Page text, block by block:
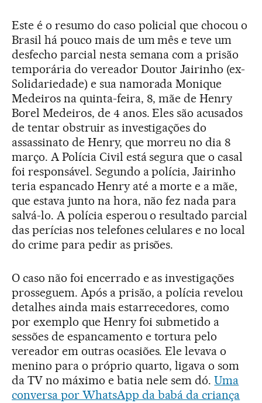
Este é o resumo do caso policial que chocou o
Brasil há pouco mais de um mês e teve um
desfecho parcial nesta semana com a prisão
temporária do vereador Doutor Jairinho (ex-
Solidariedade) e sua namorada Monique
Medeiros na quinta-feira, 8, mãe de Henry
Borel Medeiros, de 4 anos. Eles são acusados
de tentar obstruir as investigações do
assassinato de Henry, que morreu no dia 8
março. A Polícia Civil está segura que o casal
foi responsável. Segundo a polícia, Jairinho
teria espancado Henry até a morte e a mãe,
que estava junto na hora, não fez nada para
salvá-lo. A polícia esperou o resultado parcial
das perícias nos telefones celulares e no local
do crime para pedir as prisões.
O caso não foi encerrado e as investigações
prosseguem. Após a prisão, a polícia revelou
detalhes ainda mais estarrecedores, como
por exemplo que Henry foi submetido a
sessões de espancamento e tortura pelo
vereador em outras ocasiões. Ele levava o
menino para o próprio quarto, ligava o som
da TV no máximo e batia nele sem dó.Uma
conversa por WhatsApp da babá da criança